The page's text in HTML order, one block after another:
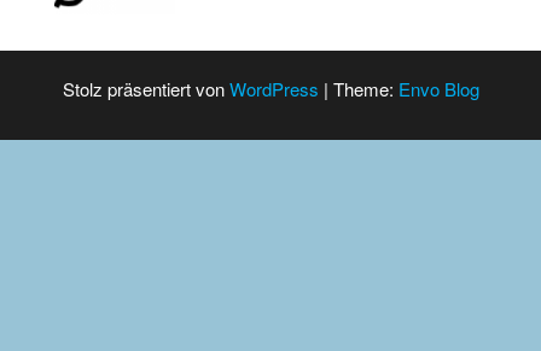
Stolz präsentiert vonWordPress | Theme: Envo Blog